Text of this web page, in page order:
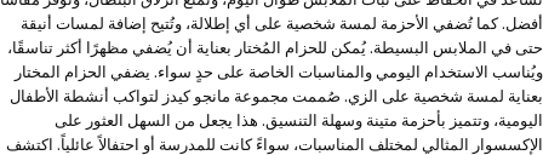
أفضل. كما تُضفي الأحزمة لمسة شخصية على أي إطلالة، وتُتيح إضافة لمسات أنيقة
حتى في الملابس البسيطة. يُمكن للحزام المُختار بعناية أن يُضفي مظهرًا أكثر تناسقًا،
ويُناسب الاستخدام اليومي والمناسبات الخاصة على حدٍ سواء. يضفي الحزام المختار
بعناية لمسة شخصية على الزي. صُممت مجموعة مانجو كيدز لتواكب أنشطة الأطفال
اليومية، وتتميز بأحزمة متينة وسهلة التنسيق. هذا يجعل من السهل العثور على
الإكسسوار المثالي لمختلف المناسبات، سواءً كانت للمدرسة أو احتفالاً عائلياً. اكتشف